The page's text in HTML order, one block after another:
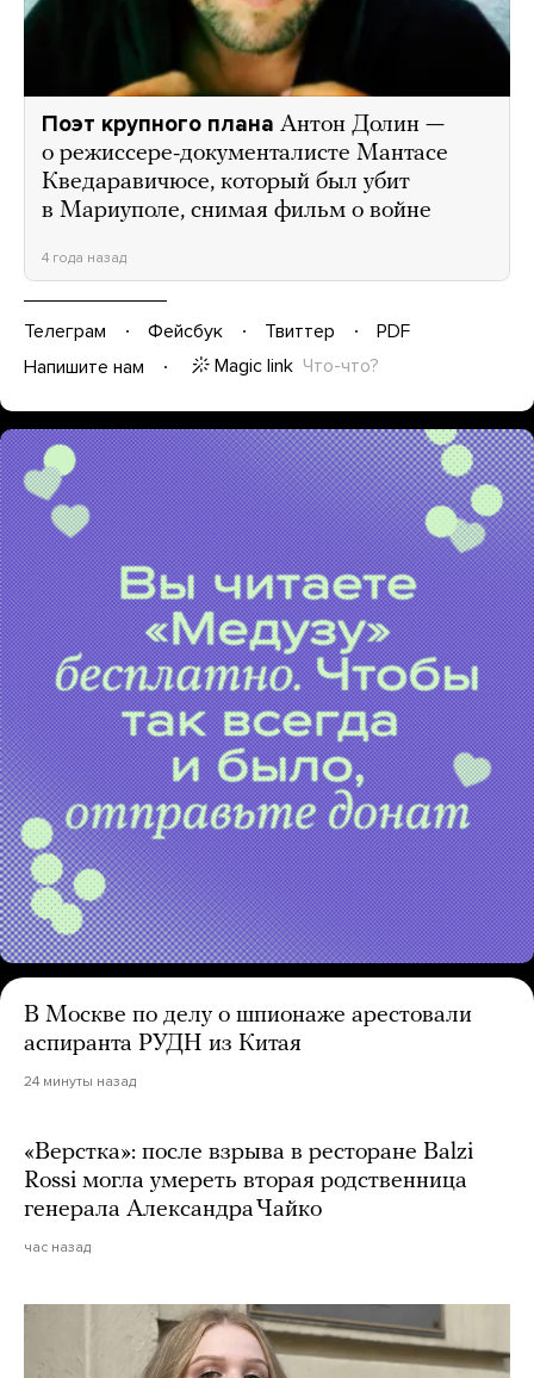
Поэт крупного плана Антон Долин —
о режиссере-документалисте Мантасе
Кведаравичюсе, который был убит
в Мариуполе, снимая фильм о войне
4 года назад
Телеграм Фейсбук Твиттер
PDF
Напишите нам
Magic link Что-что?
В Москве по делу о шпионаже арестовали
аспиранта РУДН из Китая
24 минуты назад
«Верстка»: после взрыва в ресторане Balzi
Rossi могла умереть вторая родственница
генерала Александра Чайко
час назад